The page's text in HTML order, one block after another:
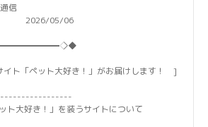
信
06
ト「ペット大好き！」がお届けします！ ]
ト大好き！」を装うサイトについて